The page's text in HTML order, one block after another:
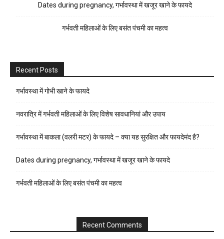
Dates during pregnancy, गर्भावस्था में खजूर खाने के फायदे
गर्भवती महिलाओं के लिए बसंत पंचमी का महत्व
Recent Posts
गर्भावस्था में गोभी खाने के फायदे
नवरात्रि में गर्भवती महिलाओं के लिए विशेष सावधानियां और उपाय
गर्भावस्था में बाकला (वलरी मटर) के फायदे – क्या यह सुरक्षित और फायदेमंद है?
Dates during pregnancy, गर्भावस्था में खजूर खाने के फायदे
गर्भवती महिलाओं के लिए बसंत पंचमी का महत्व
Recent Comments